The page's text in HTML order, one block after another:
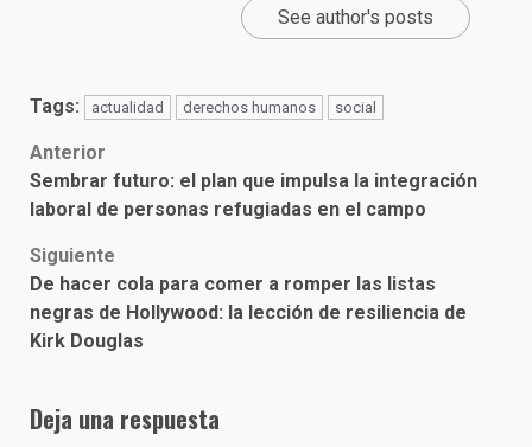
See author's posts
Tags: actualidad derechos humanos social
Post
navigation
Anterior
Sembrar futuro: el plan que impulsa la integración
laboral de personas refugiadas en el campo
Siguiente
De hacer cola para comer a romper las listas
negras de Hollywood: la lección de resiliencia de
Kirk Douglas
Deja una respuesta